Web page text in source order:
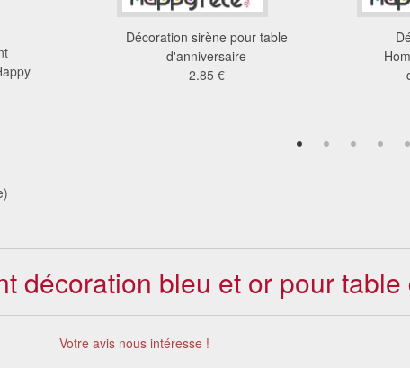
de
Décoration sirène pour table
d'anniversaire
2.85 €
décoration bleu et or pour
Votre avis nous intéresse !